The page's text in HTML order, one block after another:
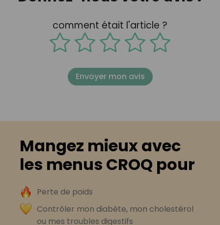
comment était l'article ?
Envoyer mon avis
Mangez mieux avec
les menus CROQ pour
Perte de poids
Contrôler mon diabète, mon cholestérol
ou mes troubles digestifs